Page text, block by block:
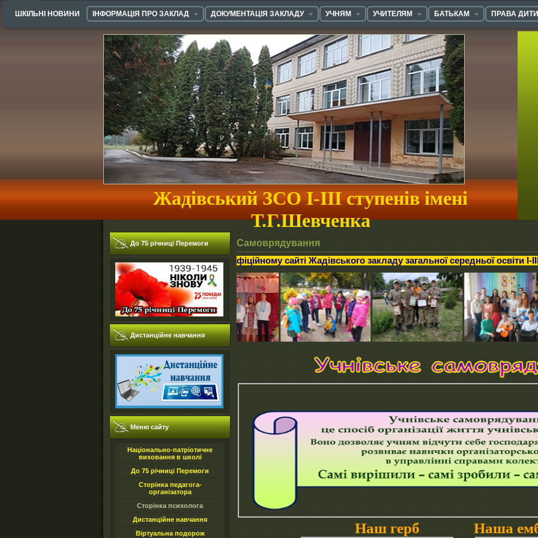
ШКІЛЬНІ НОВИНИ ІНФОРМАЦІЯ ПРО ЗАКЛАД ДОКУМЕНТАЦІЯ ЗАКЛАДУ УЧНЯМ УЧИТЕЛЯМ БАТЬКАМ ПРАВА
Жадівський ЗСО І-ІІІ ступенів імені
Т.Г.Шевченка
До 75 річниці Перемоги
Дистанційне навчання
Меню сайту
Національно-патріотичне
виховання в школі
До 75 річниці Перемоги
Сторінка педагога-
організатора
Сторінка психолога
Дистанційне навчання
Віртуальна подорож
Самоврядування
Вітаємо Вас на неофіційному сайті Жадівського закладу загальної середньої освіти І-ІІІ ступенів
Наш герб Наша